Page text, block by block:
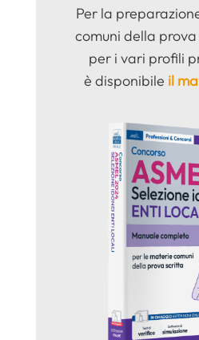
Per la
comuni della prova
per i vari profili
è disponibile il